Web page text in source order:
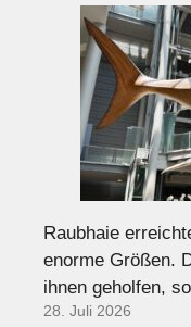
Raubhaie
enorme Größen.
ihnen geholfen,
28. Juli 2026